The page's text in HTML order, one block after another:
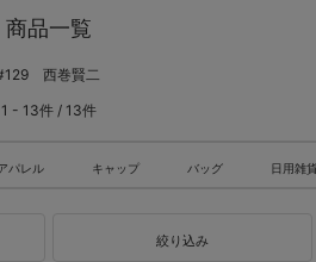
商品一覧
西巻賢二
1 - 13件 / 13件
パレル キャップ バッグ 日用雑
絞り込み